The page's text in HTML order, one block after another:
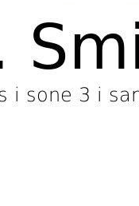
i sone 3 i